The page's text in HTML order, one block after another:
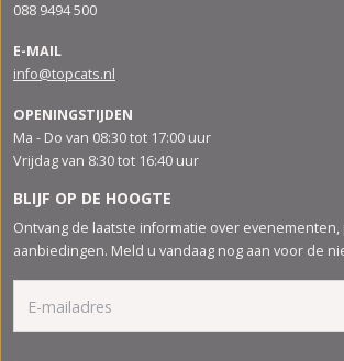
088 9494 500
E-MAIL
info@topcats.nl
OPENINGSTIJDEN
Ma - Do van 08:30 tot 17:00 uur
Vrijdag van 8:30 tot 16:40 uur
BLIJF OP DE HOOGTE
Ontvang de laatste informatie over
aanbiedingen. Meld u vandaag nog aan voor de